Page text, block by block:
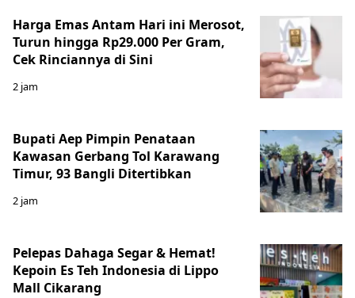
Harga Emas Antam Hari ini Merosot,
Turun hingga Rp29.000 Per Gram,
Cek Rinciannya di Sini
2 jam
Bupati Aep Pimpin Penataan
Kawasan Gerbang Tol Karawang
Timur, 93 Bangli Ditertibkan
2 jam
Pelepas Dahaga Segar & Hemat!
Kepoin Es Teh Indonesia di Lippo
Mall Cikarang